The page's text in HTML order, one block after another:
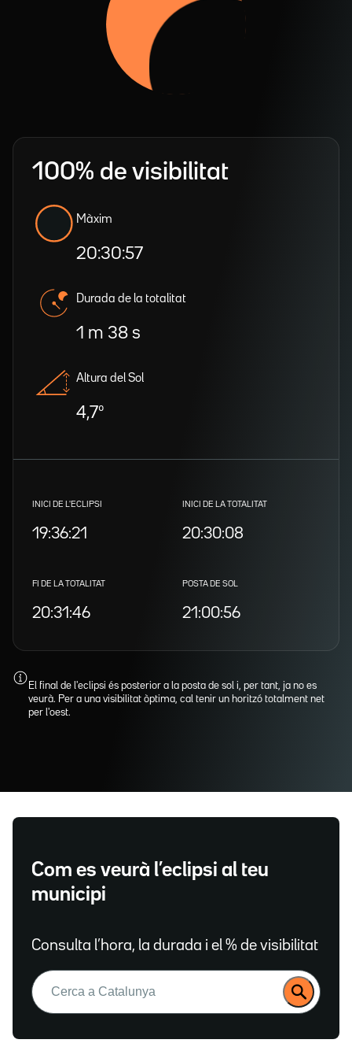
100% de visibilitat
Màxim
20:30:57
Durada de la totalitat
1 m 38 s
Altura del Sol
4,7º
INICI DE L'ECLIPSI
19:36:21
INICI DE LA TOTALITAT
20:30:08
FI DE LA TOTALITAT
20:31:46
POSTA DE SOL
21:00:56
El final de l'eclipsi és posterior a la posta de sol i, per tant, ja no es
veurà. Per a una visibilitat òptima, cal tenir un horitzó totalment net
per l'oest.
Com es veurà l’eclipsi al teu
municipi
Consulta l’hora, la durada i el % de visibilitat
Buscar: